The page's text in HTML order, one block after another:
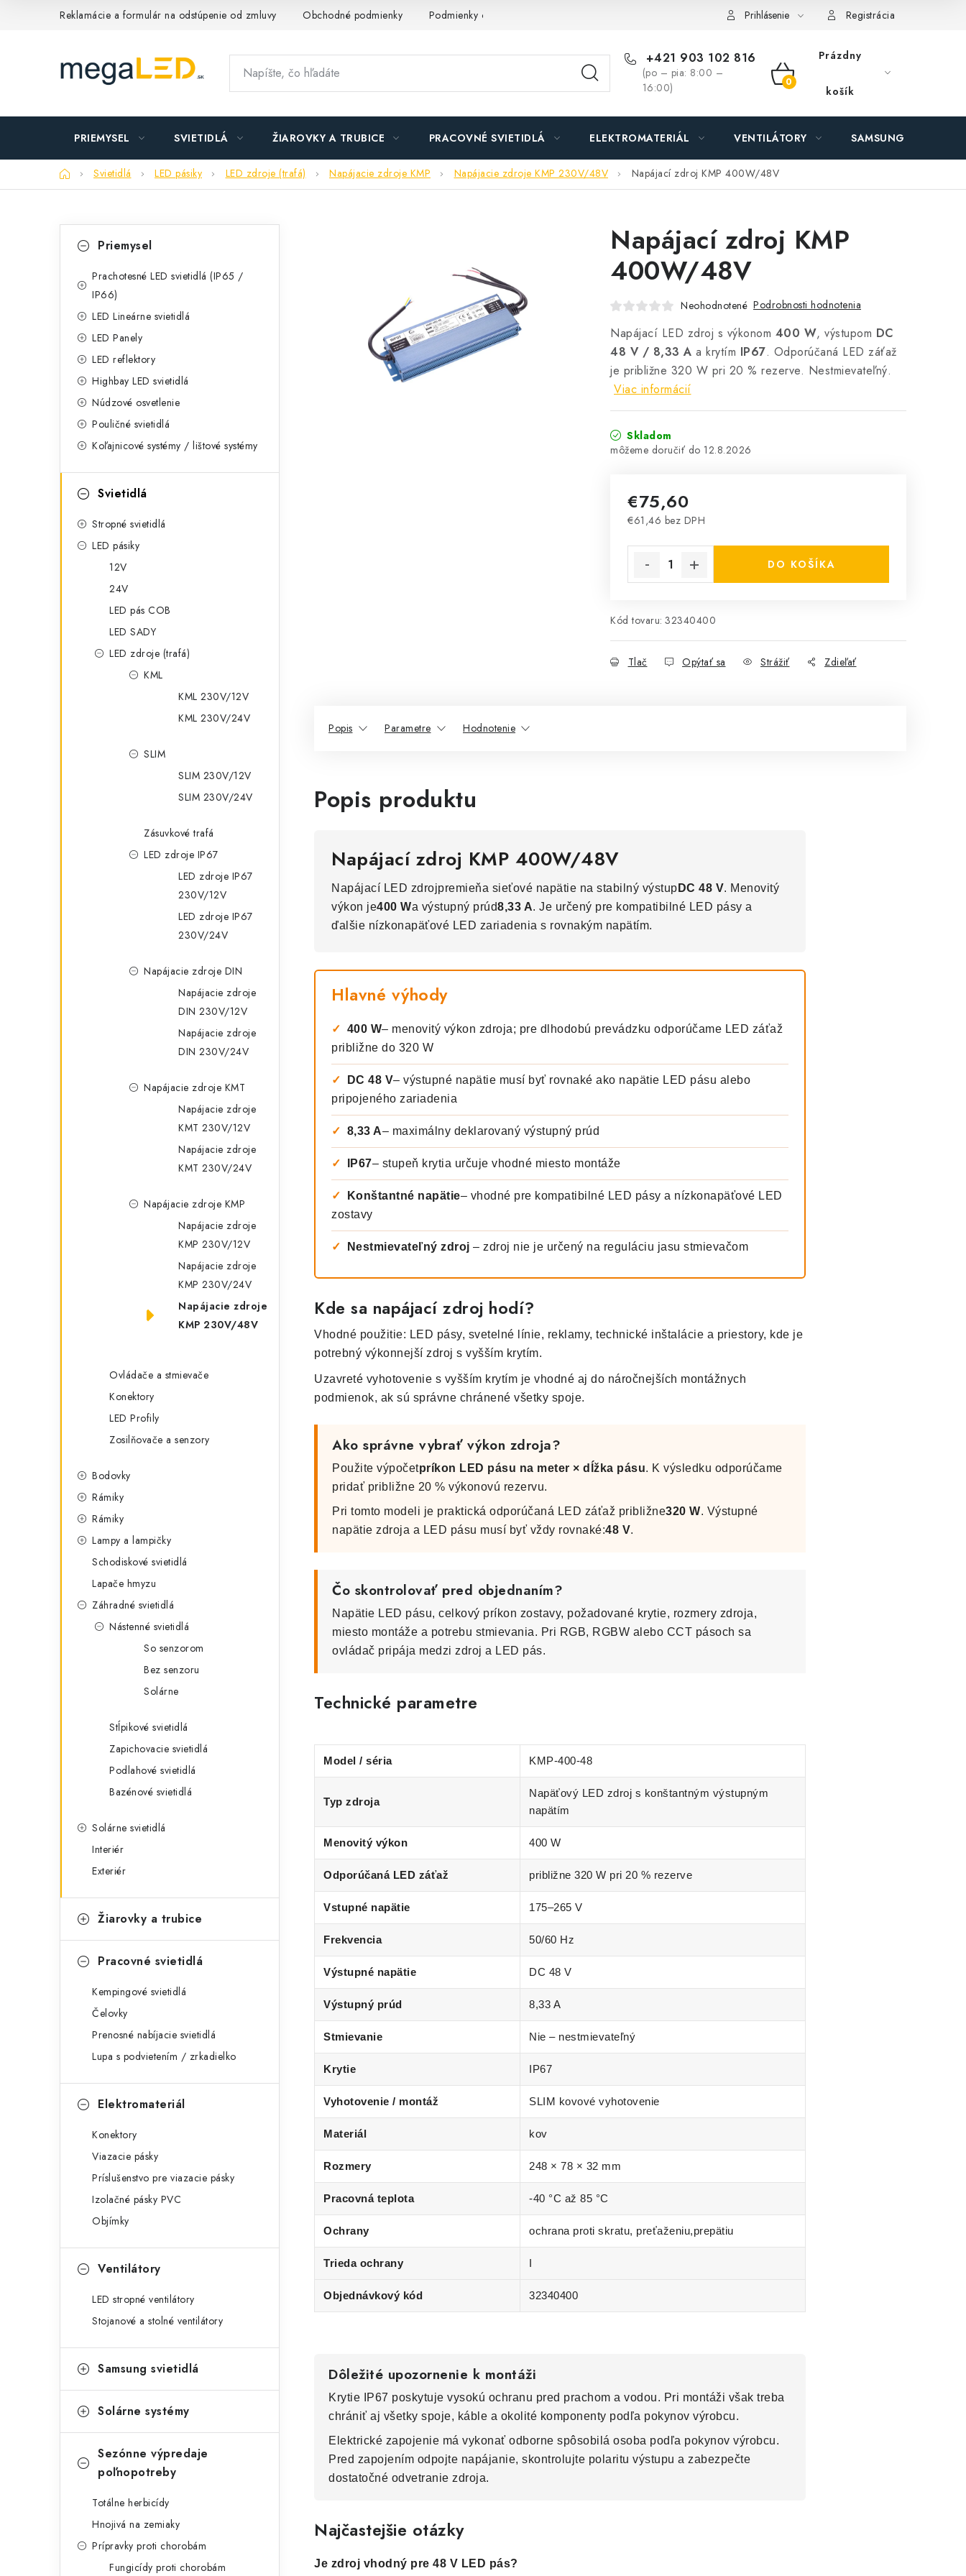
Reklamácie a formulár na odstúpenie od zmluvy Obchodné podmienky Podmienky ochrany osobných údajov O nás - MEGALED & JANTON Zákamenné Zľavy pre profíkov
Prihlásenie Registrácia
+421 903 102 816
(po – pia: 8:00 –
16:00)
NÁKUPNÝ
KOŠÍK
Prázdny
košík
PRIEMYSEL SVIETIDLÁ ŽIAROVKY A TRUBICE PRACOVNÉ SVIETIDLÁ ELEKTROMATERIÁL VENTILÁTORY SAMSUNG SVIETIDLÁ
DomovSvietidlá LED pásiky LED zdroje (trafá) Napájacie zdroje KMP Napájacie zdroje KMP 230V/48V Napájací zdroj KMP 400W/48V
l
kategóriePriemysel
Prachotesné LED svietidlá (IP65 /
IP66)
LED Lineárne svietidlá
LED Panely
LED reflektory
Highbay LED svietidlá
Núdzové osvetlenie
Pouličné svietidlá
Koľajnicové systémy / lištové systémy
Svietidlá
Stropné svietidlá
LED pásiky
12V
24V
LED pás COB
LED SADY
LED zdroje (trafá)
KML
KML 230V/12V
KML 230V/24V
SLIM
SLIM 230V/12V
SLIM 230V/24V
Zásuvkové trafá
LED zdroje IP67
LED zdroje IP67
230V/12V
LED zdroje IP67
230V/24V
Napájacie zdroje DIN
Napájacie zdroje
DIN 230V/12V
Napájacie zdroje
DIN 230V/24V
Napájacie zdroje KMT
Napájacie zdroje
KMT 230V/12V
Napájacie zdroje
KMT 230V/24V
Napájacie zdroje KMP
Napájacie zdroje
KMP 230V/12V
Napájacie zdroje
KMP 230V/24V
Napájacie zdroje
KMP 230V/48V
Ovládače a stmievače
Konektory
LED Profily
Zosilňovače a senzory
Bodovky
Rámiky
Rámiky
Lampy a lampičky
Schodiskové svietidlá
Lapače hmyzu
Záhradné svietidlá
Nástenné svietidlá
So senzorom
Bez senzoru
Solárne
Stĺpikové svietidlá
Zapichovacie svietidlá
Podlahové svietidlá
Bazénové svietidlá
Solárne svietidlá
Interiér
Exteriér
Žiarovky a trubice
Pracovné svietidlá
Kempingové svietidlá
Čelovky
Prenosné nabíjacie svietidlá
Lupa s podvietením / zrkadielko
Elektromateriál
Konektory
Viazacie pásky
Príslušenstvo pre viazacie pásky
Izolačné pásky PVC
Objímky
Ventilátory
LED stropné ventilátory
Stojanové a stolné ventilátory
Samsung svietidlá
Solárne systémy
Sezónne výpredaje
poľnopotreby
Totálne herbicídy
Hnojivá na zemiaky
Prípravky proti chorobám
Fungicídy proti chorobám
Napájací zdroj KMP
400W/48V
Neohodnotené Podrobnosti hodnotenia
Napájací LED zdroj s výkonom 400 W, výstupom DC
48 V / 8,33 A a krytím IP67. Odporúčaná LED záťaž
je približne 320 W pri 20 % rezerve. Nestmievateľný.
Viac informácií
Skladom
12.8.2026
€75,60
€61,46 bez DPH
DO KOŠÍKA
Kód tovaru: 32340400
Tlač Opýtať sa Strážiť Zdieľať
Popis Parametre Hodnotenie
Popis produktu
Napájací zdroj KMP 400W/48V
Napájací LED zdrojpremieňa sieťové napätie na stabilný výstup DC 48 V. Menovitý
výkon je400 Wa výstupný prúd8,33 A. Je určený pre kompatibilné LED pásy a
ďalšie nízkonapäťové LED zariadenia s rovnakým napätím.
Hlavné výhody
✓ 400 W– menovitý výkon zdroja; pre dlhodobú prevádzku odporúčame LED záťaž
približne do 320 W
✓ DC 48 V– výstupné napätie musí byť rovnaké ako napätie LED pásu alebo
pripojeného zariadenia
✓ 8,33 A– maximálny deklarovaný výstupný prúd
✓ IP67– stupeň krytia určuje vhodné miesto montáže
✓ Konštantné napätie– vhodné pre kompatibilné LED pásy a nízkonapäťové LED
zostavy
✓ Nestmievateľný zdroj – zdroj nie je určený na reguláciu jasu stmievačom
Kde sa napájací zdroj hodí?
Vhodné použitie: LED pásy, svetelné línie, reklamy, technické inštalácie a priestory, kde je
potrebný výkonnejší zdroj s vyšším krytím.
Uzavreté vyhotovenie s vyšším krytím je vhodné aj do náročnejších montážnych
podmienok, ak sú správne chránené všetky spoje.
Ako správne vybrať výkon zdroja?
Použite výpočetpríkon LED pásu na meter × dĺžka pásu. K výsledku odporúčame
pridať približne 20 % výkonovú rezervu.
Pri tomto modeli je praktická odporúčaná LED záťaž približne320 W. Výstupné
napätie zdroja a LED pásu musí byť vždy rovnaké:48 V.
Čo skontrolovať pred objednaním?
Napätie LED pásu, celkový príkon zostavy, požadované krytie, rozmery zdroja,
miesto montáže a potrebu stmievania. Pri RGB, RGBW alebo CCT pásoch sa
ovládač pripája medzi zdroj a LED pás.
Technické parametre
Model / séria KMP-400-48
Typ zdroja
Napäťový LED zdroj s konštantným výstupným
napätím
Menovitý výkon 400 W
Odporúčaná LED záťaž približne 320 W pri 20 % rezerve
Vstupné napätie 175–265 V
Frekvencia 50/60 Hz
Výstupné napätie DC 48 V
Výstupný prúd 8,33 A
Stmievanie Nie – nestmievateľný
Krytie IP67
Vyhotovenie / montáž SLIM kovové vyhotovenie
Materiál kov
Rozmery 248 × 78 × 32 mm
Pracovná teplota -40 °C až 85 °C
Ochrany ochrana proti skratu, preťaženiu,prepätiu
Trieda ochrany I
Objednávkový kód 32340400
Dôležité upozornenie k montáži
Krytie IP67 poskytuje vysokú ochranu pred prachom a vodou. Pri montáži však treba
chrániť aj všetky spoje, káble a okolité komponenty podľa pokynov výrobcu.
Elektrické zapojenie má vykonať odborne spôsobilá osoba podľa pokynov výrobcu.
Pred zapojením odpojte napájanie, skontrolujte polaritu výstupu a zabezpečte
dostatočné odvetranie zdroja.
Najčastejšie otázky
Je zdroj vhodný pre 48 V LED pás?